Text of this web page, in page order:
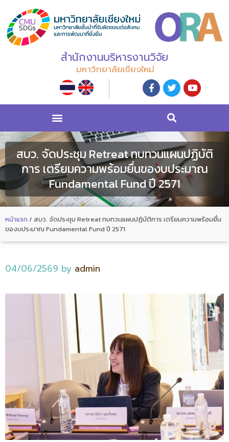
สำนักงานบริหารงานวิจัย
มหาวิทยาลัยเชียงใหม่
สบว. จัดประชุม Retreat ทบทวนแผนปฏิบัติ
การ เตรียมความพร้อมยื่นของบประมาณ
Fundamental Fund ปี 2571
หน้าแรก / สบว. จัดประชุม Retreat ทบทวนแผนปฏิบัติการ เตรียมความพร้อมยื่น
ของบประมาณ Fundamental Fund ปี 2571
04/06/2569 by admin